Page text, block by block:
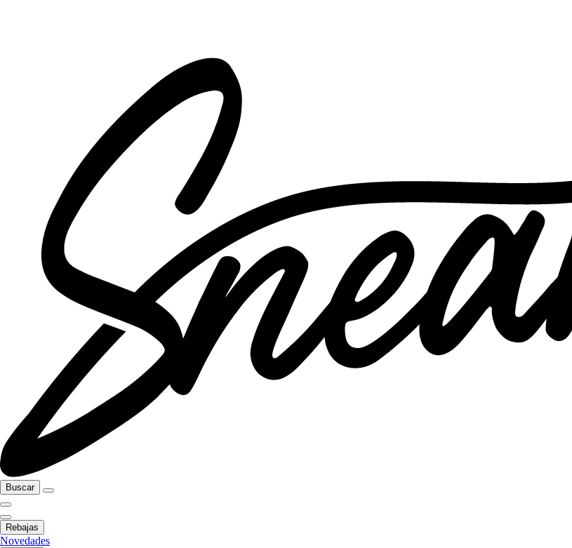
Buscar
Rebajas
Novedades